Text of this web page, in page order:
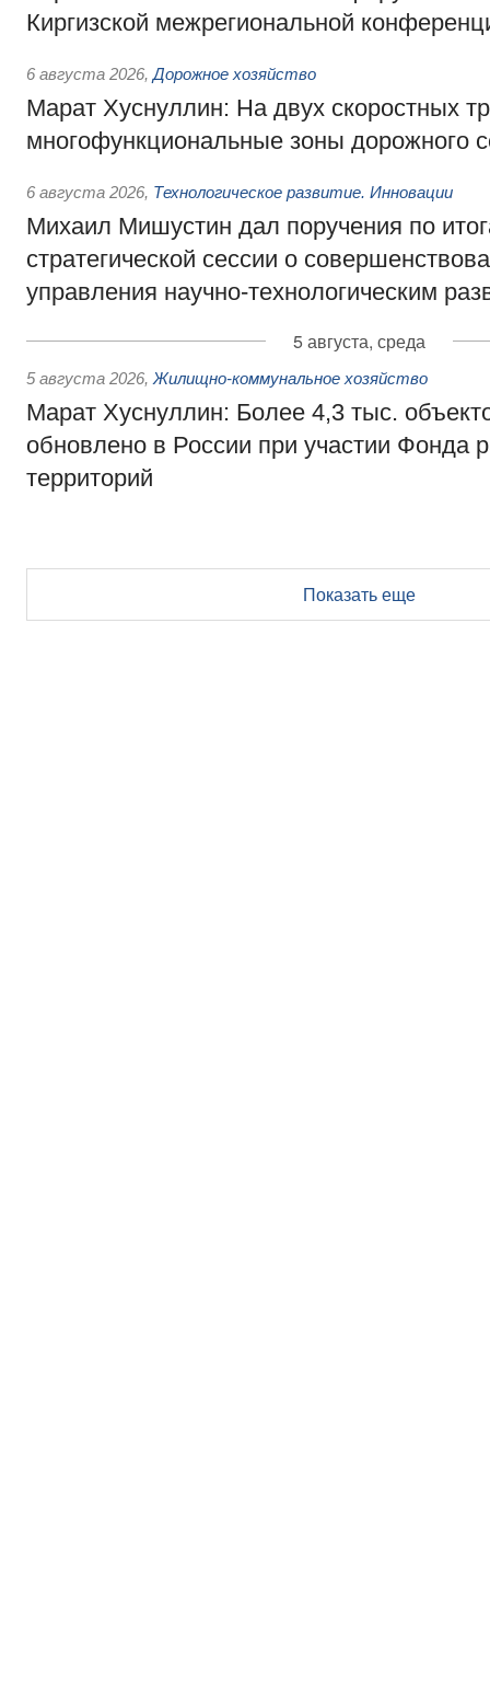
Киргизской межрегиональной
6 августа 2026, Дорожное хозяйство
Марат Хуснуллин: На двух скоростных
многофункциональные зоны дорожного
6 августа 2026, Технологическое развитие. Инновации
Михаил Мишустин дал поручения по
стратегической сессии о
управления научно-технологическим
5 августа, среда
5 августа 2026, Жилищно-коммунальное хозяйство
Марат Хуснуллин: Более 4,3 тыс.
обновлено в России при участии Фонда
территорий
Показать еще